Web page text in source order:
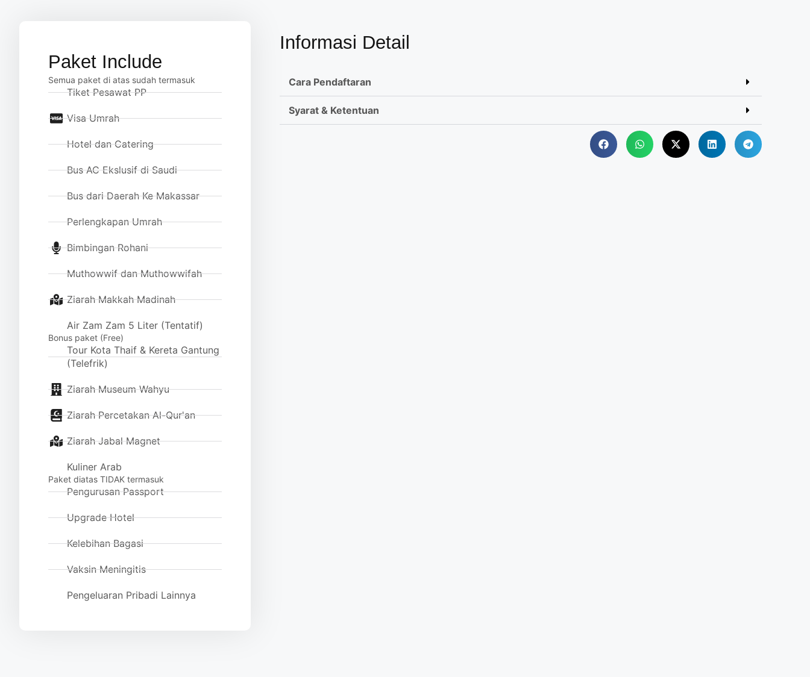
Paket Include
Semua paket di atas sudah termasuk
Tiket Pesawat PP
Visa Umrah
Hotel dan Catering
Bus AC Ekslusif di Saudi
Bus dari Daerah Ke Makassar
Perlengkapan Umrah
Bimbingan Rohani
Muthowwif dan Muthowwifah
Ziarah Makkah Madinah
Air Zam Zam 5 Liter (Tentatif)
Bonus paket (Free)
Tour Kota Thaif & Kereta Gantung
(Telefrik)
Ziarah Museum Wahyu
Ziarah Percetakan Al-Qur'an
Ziarah Jabal Magnet
Kuliner Arab
Paket diatas TIDAK termasuk
Pengurusan Passport
Upgrade Hotel
Kelebihan Bagasi
Vaksin Meningitis
Pengeluaran Pribadi Lainnya
Informasi Detail
Cara Pendaftaran
Syarat & Ketentuan